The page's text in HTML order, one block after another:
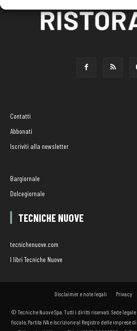
Contatti
Abbonati
Iscriviti alla newsletter
Bargiornale
Dolcegiornale
TECNICHE NUOVE
tecnichenuove.com
I libri Tecniche Nuove
Disclaimer e note legali Privacy
© Tecniche Nuove Spa. Tutti i diritti riservati. Sede legale
fiscale, Partita IVA e Iscrizione al Registro delle imprese